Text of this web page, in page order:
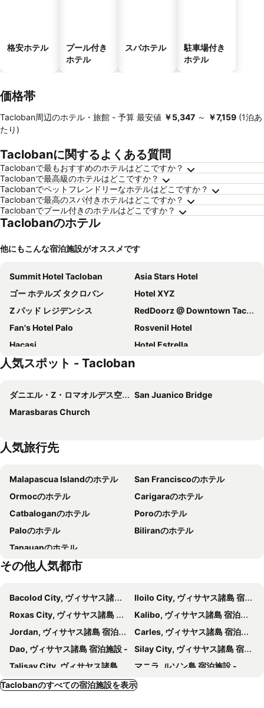
格安ホテル
プール付き
ホテル
スパホテル
駐車場付き
ホテル
価格帯
Tacloban周辺のホテル・旅館 - 予算 最安値 ‎￥5,347 ～ ‎￥7,159 (1泊あ
たり)
Taclobanに関するよくある質問
Taclobanで最もおすすめのホテルはどこですか？
Taclobanで最高級のホテルはどこですか？
Taclobanでペットフレンドリーなホテルはどこですか？
Taclobanで最高のスパ付きホテルはどこですか？
Taclobanでプール付きのホテルはどこですか？
Taclobanのホテル
他にもこんな宿泊施設がオススメです
Summit Hotel Tacloban
Asia Stars Hotel
ゴー ホテルズ タクロバン
Hotel XYZ
Z パッド レジデンシス
RedDoorz @ Downtown Tacloban
Fan's Hotel Palo
Rosvenil Hotel
Hacasi
Hotel Estrella
The Ambassador Hotel
Tacloban Plaza Hotel
RQS Hostel
Danel Pensionne House
MADISON PARK HOTEL
人気スポット - Tacloban
ダニエル・Z・ロマオルデス空港
San Juanico Bridge
Marasbaras Church
人気旅行先
Malapascua Islandのホテル
San Franciscoのホテル
Ormocのホテル
Carigaraのホテル
Catbaloganのホテル
Poroのホテル
Paloのホテル
Biliranのホテル
Tanauanのホテル
その他人気都市
Bacolod City, ヴィサヤス諸島 宿泊施設 -
Iloilo City, ヴィサヤス諸島 宿泊施設 -
Roxas City, ヴィサヤス諸島 宿泊施設 -
Kalibo, ヴィサヤス諸島 宿泊施設 -
Jordan, ヴィサヤス諸島 宿泊施設 -
Carles, ヴィサヤス諸島 宿泊施設 -
Dao, ヴィサヤス諸島 宿泊施設 -
Silay City, ヴィサヤス諸島 宿泊施設 -
Talisay City, ヴィサヤス諸島 宿泊施設 -
マニラ, ルソン島 宿泊施設 -
ラプラプ, ヴィサヤス諸島 宿泊施設 -
セブ シティ, ヴィサヤス諸島 宿泊施設 -
Taclobanのすべての宿泊施設を表示